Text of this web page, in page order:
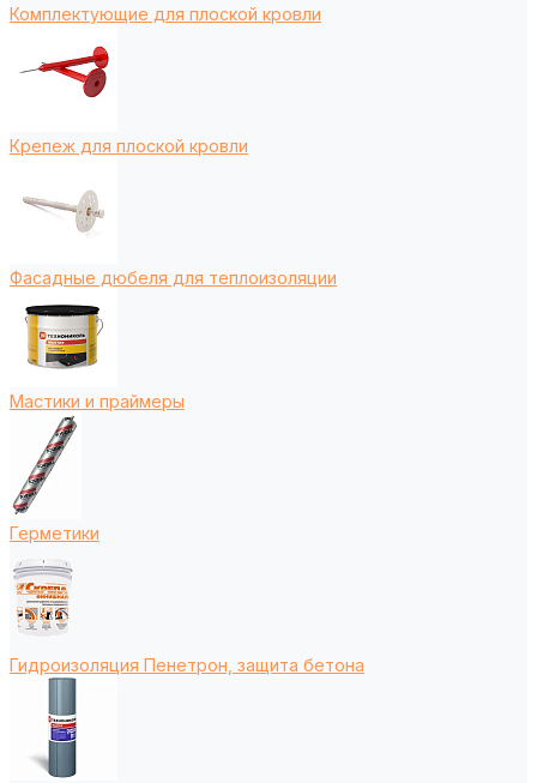
Комплектующие для плоской кровли
Крепеж для плоской кровли
Фасадные дюбеля для теплоизоляции
Мастики и праймеры
Герметики
Гидроизоляция Пенетрон, защита бетона